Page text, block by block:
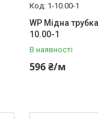
1-10.00-1
WP Мідна
10.00-1
В наявності
596 ₴/м